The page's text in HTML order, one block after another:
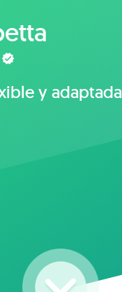
y